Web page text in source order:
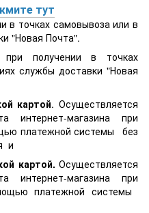
тут
в точках самовывоза или в
"Новая Почта".
при получении в точках
службы доставки "Новая
картой. Осуществляется
интернет-магазина при
платежной системы
без
и
картой. Осуществляется
интернет-магазина при
платежной системы